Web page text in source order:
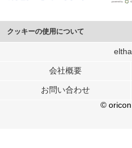
クッキーの使用について
このサイトでは Cookie を使用して、
行っています。
メディアや広告配信、データ解析の各
各パートナーは、この情報とユーザー
ユーザーが各パートナーのサービスを
会社概要
お問い合わせ
© oricon